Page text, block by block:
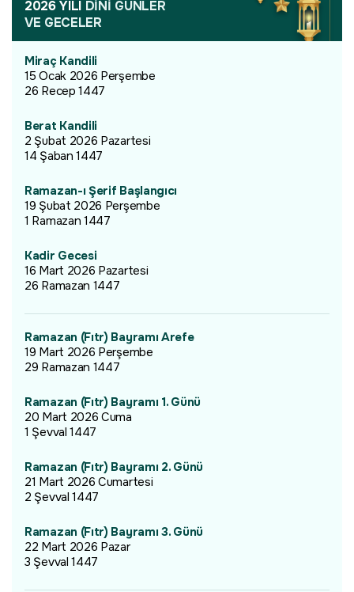
2026 YILI DİNİ GÜNLER
VE GECELER
Miraç Kandili
15 Ocak 2026 Perşembe
26 Recep 1447
Berat Kandili
2 Şubat 2026 Pazartesi
14 Şaban 1447
Ramazan-ı Şerif Başlangıcı
19 Şubat 2026 Perşembe
1 Ramazan 1447
Kadir Gecesi
16 Mart 2026 Pazartesi
26 Ramazan 1447
Ramazan (Fıtr) Bayramı Arefe
19 Mart 2026 Perşembe
29 Ramazan 1447
Ramazan (Fıtr) Bayramı 1. Günü
20 Mart 2026 Cuma
1 Şevval 1447
Ramazan (Fıtr) Bayramı 2. Günü
21 Mart 2026 Cumartesi
2 Şevval 1447
Ramazan (Fıtr) Bayramı 3. Günü
22 Mart 2026 Pazar
3 Şevval 1447